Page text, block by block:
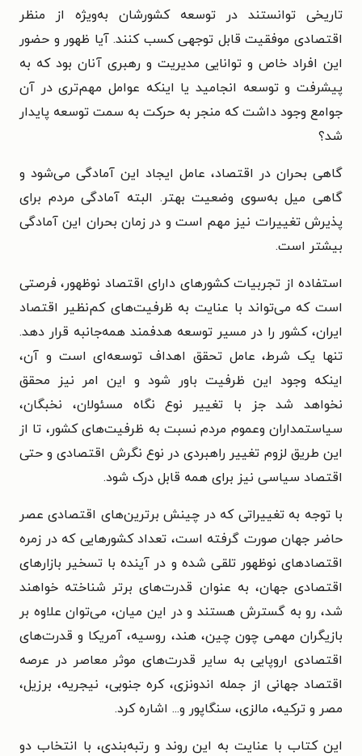
تاریخی توانستند در توسعه کشورشان به‌ویژه از منظر
اقتصادی موفقیت قابل توجهی کسب کنند. آیا ظهور و حضور
این افراد خاص و توانایی مدیریت و رهبری آنان بود که به
پیشرفت و توسعه انجامید یا اینکه عوامل مهم‌تری در آن
جوامع وجود داشت که منجر به حرکت به سمت توسعه پایدار
شد؟
گاهی بحران در اقتصاد، عامل ایجاد این آمادگی می‌شود و
گاهی میل به‌سوی وضعیت بهتر. البته آمادگی مردم برای
پذیرش تغییرات نیز مهم است و در زمان بحران این آمادگی
بیشتر است.
استفاده از تجربیات کشور‌های دارای اقتصاد نوظهور، فرصتی
است که می‌تواند با عنایت به ظرفیت‌های کم‌نظیر اقتصاد
ایران، کشور را در مسیر توسعه هدفمند همه‌جانبه قرار دهد.
تنها یک شرط، عامل تحقق اهداف توسعه‌ای است و آن،
اینکه وجود این ظرفیت باور شود و این امر نیز محقق
نخواهد شد جز با تغییر نوع نگاه مسئولان، نخبگان،
سیاستمداران وعموم مردم نسبت به ظرفیت‌های کشور، تا از
این طریق لزوم تغییر راهبردی در نوع نگرش اقتصادی و حتی
اقتصاد سیاسی نیز برای همه قابل درک شود.
با توجه به تغییراتی که در چینش برترین‌های اقتصادی عصر
حاضر جهان صورت گرفته است، تعداد کشور‌هایی که در زمره
اقتصادهای نوظهور تلقی شده و در آینده با تسخیر بازارهای
اقتصادی جهان، به عنوان قدرت‌های برتر شناخته خواهند
شد، رو به گسترش هستند و در این میان، می‌توان علاوه بر
بازیگران مهمی چون چین، هند، روسیه، آمریکا و قدرت‌های
اقتصادی اروپایی به سایر قدرت‌های موثر معاصر در عرصه
اقتصاد جهانی از جمله اندونزی، کره جنوبی، نیجریه، برزیل،
مصر و ترکیه، مالزی، سنگاپور و... اشاره کرد.
این کتاب با عنایت به این روند و رتبه‌بندی، با انتخاب دو